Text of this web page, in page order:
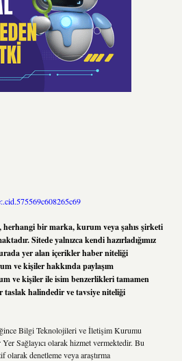
herhangi bir marka, kurum veya şahıs şirketi
Sitede yalnızca kendi hazırladığımız
yer alan içerikler haber niteliği
ve kişiler hakkında paylaşım
ve kişiler ile isim benzerlikleri tamamen
taslak halindedir ve tavsiye niteliği
Bilgi Teknolojileri ve İletişim Kurumu
Sağlayıcı olarak hizmet vermektedir. Bu
denetleme veya araştırma